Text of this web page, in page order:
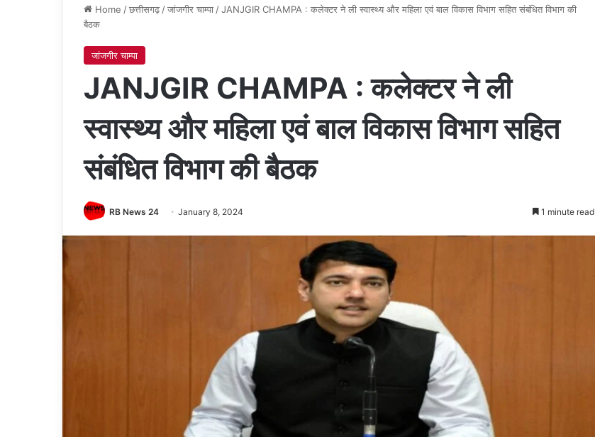
Home /छत्तीसगढ़ /जांजगीर चाम्पा /JANJGIR CHAMPA : कलेक्टर ने ली स्वास्थ्य और महिला एवं बाल विकास विभाग सहित संबंधित विभाग की
बैठक
जांजगीर चाम्पा
JANJGIR CHAMPA : कलेक्टर ने ली
स्वास्थ्य और महिला एवं बाल विकास विभाग सहित
संबंधित विभाग की बैठक
RB News 24 January 8, 2024 1 minute read